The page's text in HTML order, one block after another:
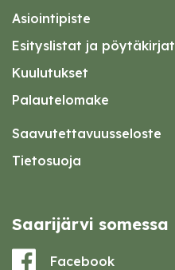
Asiointipiste
Esityslistat ja pöytäkirjat
Kuulutukset
Palautelomake
Saavutettavuusseloste
Tietosuoja
Saarijärvi somessa
Facebook